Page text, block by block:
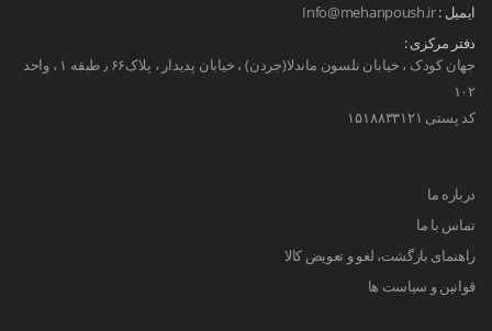
ایمیل :Info@mehanpoush.ir
دفتر مرکزی :
جهان کودک ، خیابان نلسون ماندلا(جردن) ، خیابان پدیدار ، پلاک۶۶ ٫ طبقه ۱ ، واحد
۱۰۲
کد پستی ۱۵۱۸۸۳۳۱۲۱
درباره ما
تماس با ما
راهنمای بازگشت، لغو و تعویض کالا
قوانین و سیاست ها